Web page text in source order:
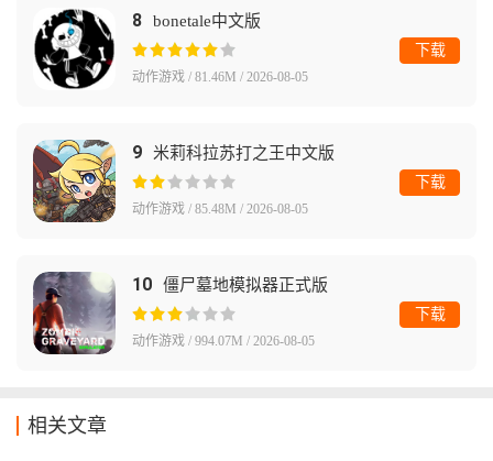
8 bonetale中文版
动作游戏 / 81.46M / 2026-08-05
下载
9 米莉科拉苏打之王中文版
动作游戏 / 85.48M / 2026-08-05
下载
10 僵尸墓地模拟器正式版
动作游戏 / 994.07M / 2026-08-05
下载
相关文章